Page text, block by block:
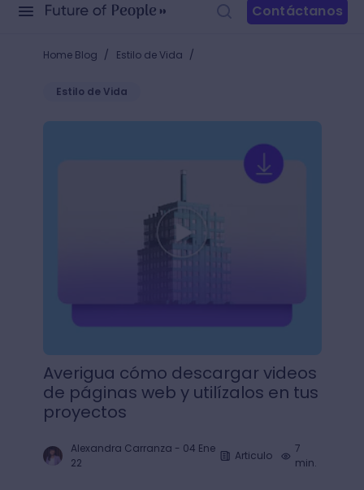
Contáctanos
Home Blog / Estilo de Vida /
Estilo de Vida
Averigua cómo descargar videos
de páginas web y utilízalos en tus
proyectos
Alexandra Carranza - 04 Ene
22
Articulo
7
min.